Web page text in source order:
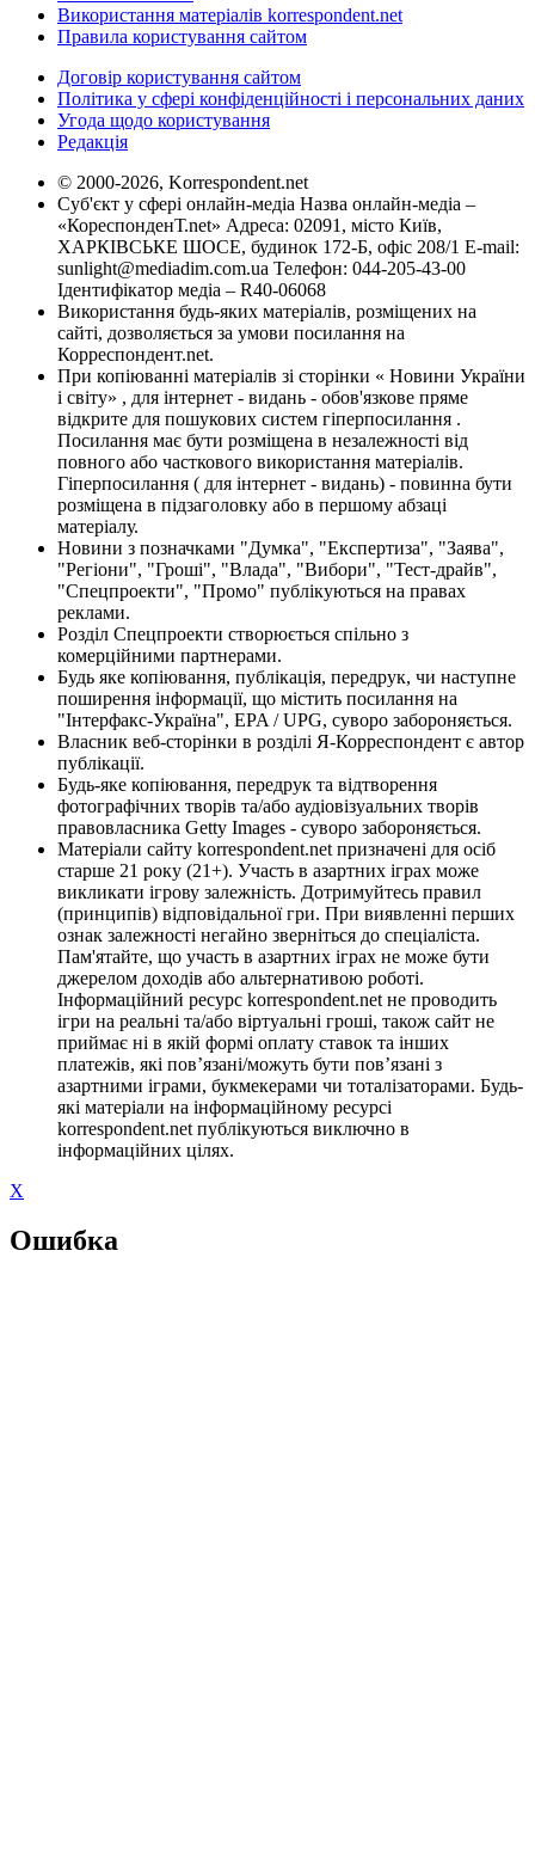
Використання матеріалів korrespondent.net
Правила користування сайтом
Договір користування сайтом
Політика у сфері конфіденційності і персональних даних
Угода щодо користування
Редакція
© 2000-2026, Korrespondent.net
Суб'єкт у сфері онлайн-медіа Назва онлайн-медіа –
«КореспонденТ.net» Адреса: 02091, місто Київ,
ХАРКІВСЬКЕ ШОСЕ, будинок 172-Б, офіс 208/1 E-mail:
sunlight@mediadim.com.ua Телефон: 044-205-43-00
Ідентифікатор медіа – R40-06068
Використання будь-яких матеріалів, розміщених на
сайті, дозволяється за умови посилання на
Корреспондент.net.
При копіюванні матеріалів зі сторінки « Новини України
і світу» , для інтернет - видань - обов'язкове пряме
відкрите для пошукових систем гіперпосилання .
Посилання має бути розміщена в незалежності від
повного або часткового використання матеріалів.
Гіперпосилання ( для інтернет - видань) - повинна бути
розміщена в підзаголовку або в першому абзаці
матеріалу.
Новини з позначками "Думка", "Експертиза", "Заява",
"Регіони", "Гроші", "Влада", "Вибори", "Тест-драйв",
"Спецпроекти", "Промо" публікуються на правах
реклами.
Розділ Спецпроекти створюється спільно з
комерційними партнерами.
Будь яке копіювання, публікація, передрук, чи наступне
поширення інформації, що містить посилання на
"Інтерфакс-Україна", EPA / UPG, суворо забороняється.
Власник веб-сторінки в розділі Я-Корреспондент є автор
публікації.
Будь-яке копіювання, передрук та відтворення
фотографічних творів та/або аудіовізуальних творів
правовласника Getty Images - суворо забороняється.
Матеріали сайту korrespondent.net призначені для осіб
старше 21 року (21+). Участь в азартних іграх може
викликати ігрову залежність. Дотримуйтесь правил
(принципів) відповідальної гри. При виявленні перших
ознак залежності негайно зверніться до спеціаліста.
Пам'ятайте, що участь в азартних іграх не може бути
джерелом доходів або альтернативою роботі.
Інформаційний ресурс korrespondent.net не проводить
ігри на реальні та/або віртуальні гроші, також сайт не
приймає ні в якій формі оплату ставок та інших
платежів, які пов’язані/можуть бути пов’язані з
азартними іграми, букмекерами чи тоталізаторами. Будь-
які матеріали на інформаційному ресурсі
korrespondent.net публікуються виключно в
інформаційних цілях.
X
Ошибка